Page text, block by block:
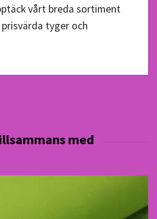
vårt breda sortiment
tyger och